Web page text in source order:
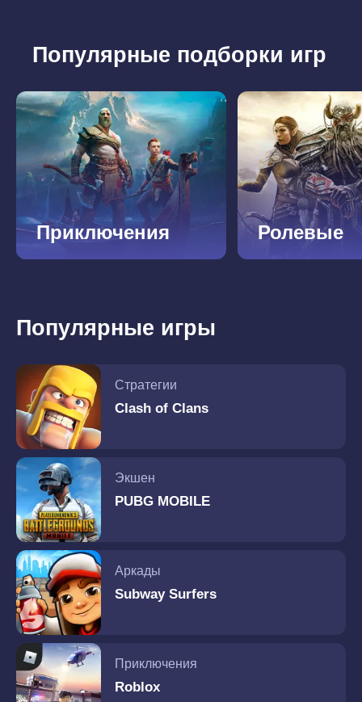
Популярные подборки игр
Приключения Ролевые
Популярные игры
Стратегии
Clash of Clans
Экшен
PUBG MOBILE
Аркады
Subway Surfers
Приключения
Roblox